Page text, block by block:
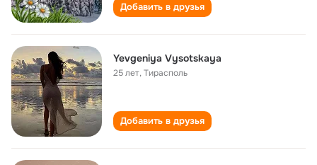
Добавить в друзья
Yevgeniya Vysotskaya
25 лет,Тирасполь
Добавить в друзья